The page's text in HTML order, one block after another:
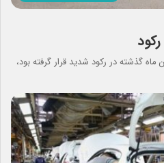
گذشته در رکود شدید قرار گرفته بود،